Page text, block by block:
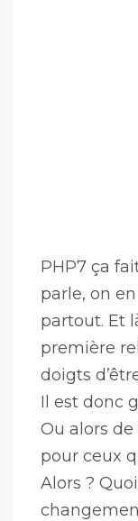
PHP7 ça
parle, on
partout. Et
première
doigts
Il est donc
Ou alors
pour ceux
Alors ?